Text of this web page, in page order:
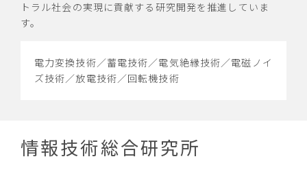
トラル社会の実現に貢献する研究開発を推進していま
す。
電力変換技術／蓄電技術／電気絶縁技術／電磁ノイ
ズ技術／放電技術／回転機技術
ることで、より豊かな社会を実現する研究開発を推進し
ています。
空調冷熱技術／伝熱・流体技術／メカトロニクス制
御技術／メカトロニクス機構技術／ロボティクス技
野の研究開発を推進しています。
技術／金属材料技術／セラミック材料技術／複合材
料技術／機能性材料技術／材料・デバイス分析技術
活空間を届けるウェルビーイングに貢献する革新的なメ
ディアシステム技術の研究開発を推進しています。
センシング技術／アンテナ技術／レーダ技術／AI技
術／データ分析技術／最適化技術／映像・メディア
システムを実現するネットワークやセキュリティ技術、
システムの設計開発を効率化するMBSE技術など、先進デ
ソフトウェア構築運用技術／組込みソフトウェア技
情報技術総合研究所